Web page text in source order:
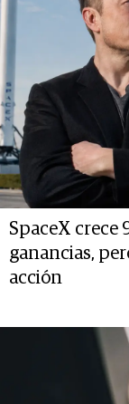
SpaceX crece
ganancias,
acción